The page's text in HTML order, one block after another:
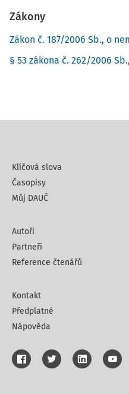
Zákony
Zákon č. 187/2006 Sb., o
§ 53 zákona č. 262/2006
Klíčová slova
Časopisy
Můj DAUČ
Autoři
Partneři
Reference čtenářů
Kontakt
Předplatné
Nápověda